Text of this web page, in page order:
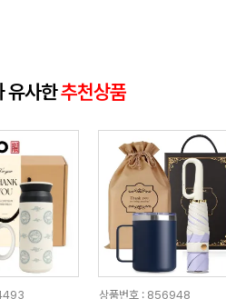
유사한추천상품
상품번호 : 856948